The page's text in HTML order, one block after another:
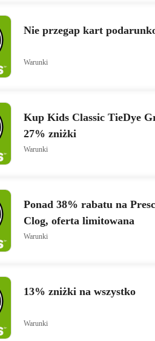
Nie przegap kart
Warunki
Kup Kids Classic TieDye
27% zniżki
Warunki
Ponad 38% rabatu na
Clog, oferta limitowana
Warunki
13% zniżki na wszystko
Warunki